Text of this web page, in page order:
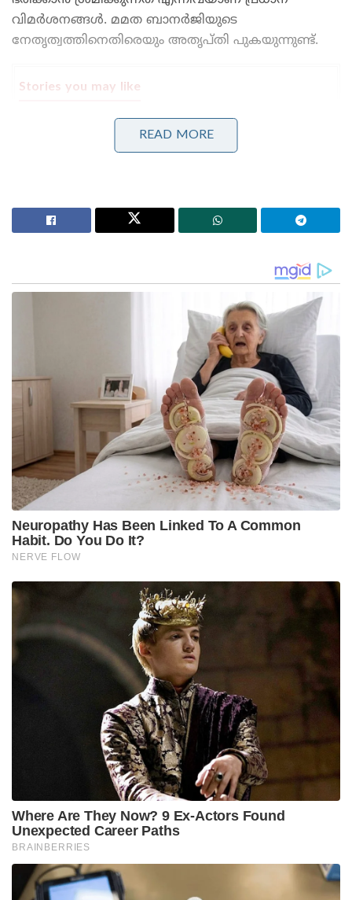
വിമർശനങ്ങൾ. മമത ബാനർജിയുടെ
നേതൃത്വത്തിനെതിരെയും അതൃപ്തി പുകയുന്നുണ്ട്.
Stories you may like
കാരണഭൂതൻ’ എന്ന് പാടി തിരുവാതിര കളിച്ചവർക്ക്
വല്ലാത്ത തൊലിക്കട്ടി; സർവീസ് സംഘടനകളെ
പരിഹസിച്ച് വി.ഡി. സതീശൻ
നടത്തിയതായാണ് റിപ്പോർട്ട്. മമതയും അഭിഷേകും
വിളിച്ച യോഗത്തിൽ പങ്കെടുത്തത് വെറും 20
എം.എൽ.എമാർ മാത്രമാണ്. വിവിധ തദ്ദേശ
സ്ഥാപനങ്ങളിലെ നൂറോളം കൗൺസിലർമാർ
ഇതിനകം രാജിവെച്ചിട്ടുണ്ട്. നിരവധി നേതാക്കൾ
ബി.ജെ.പിയുമായി ചർച്ചകൾ നടത്തുന്നുണ്ടെന്നും
റിപ്പോർട്ടുകളുണ്ട്.
പാർട്ടിയുടെ പേര് സൂചിപ്പിക്കുന്നതുപോലെ തന്നെ
‘തട്ടുത്തട്ടിലുള്ള’ (Grassroots) ജനങ്ങളിൽ
നിന്നുതന്നെയാണ് ഏറ്റവും വലിയ തിരിച്ചടി വരുന്നത്.
പലയിടങ്ങളിലും ജനങ്ങൾ ടി.എം.സി നേതാക്കളെ
തടയുകയും പ്രതിഷേധിക്കുകയും ചെയ്യുന്നു.
അഭിഷേക് ബാനർജി സോനാർപ്പൂരിൽ സന്ദർശനം
നടത്തിയപ്പോൾ നേരെ മുട്ടയും ചെരിപ്പും ഏറുണ്ടായി.
ജനങ്ങളുടെ ഈ കടുത്ത രോഷം തങ്ങളുടെ രാഷ്ട്രീയ
ഭാവിയെ ബാധിക്കുമെന്ന ഭീതിയിലാണ് ഭൂരിഭാഗം
നേതാക്കളും.
ഭൂരിഭാഗം എം.എൽ.എമാരും എം.പിമാരും തൃണമൂൽ
വിടാൻ തീരുമാനിച്ചാൽ, പാർട്ടിയുടെ പേരും ചിഹ്നവും
സംബന്ധിച്ച് തിരഞ്ഞെടുപ്പ് കമ്മീഷനെ സമീപിക്കാൻ
വിമതർക്ക് സാധിക്കും. ഇത് മമത ബാനർജിക്കും
അഭിഷേകിനും കനത്ത തിരിച്ചടിയാകും. മുങ്ങുന്ന
കപ്പലിൽ നിന്ന് നേതാക്കളെ രക്ഷിക്കാൻ ചിലർ
ശ്രമിക്കുന്നുണ്ടെങ്കിലും, അതൊന്നും ഫലവത്താകുന്നില്ല
എന്നതാണ് നിലവിലെ സ്ഥിതി.
Tags: tmc mamatha banarjee
READ MORE